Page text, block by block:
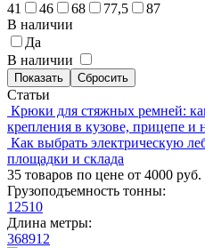
41
46 68 77,5
87
В наличии
Да
В наличии
Статьи
Крюки для стяжных ремней:
крепления в кузове, прицепе и
Как выбрать электрическую
площадки и склада
35 товаров по цене от 4000 руб.
Грузоподъемность тонны:
1 2510
Длина метры:
368912